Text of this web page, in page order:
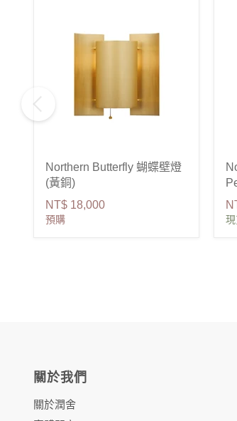
Northern Butterfly 蝴蝶壁燈
(黃銅)
NT$ 18,000
預購
關於我們
關於潤舍